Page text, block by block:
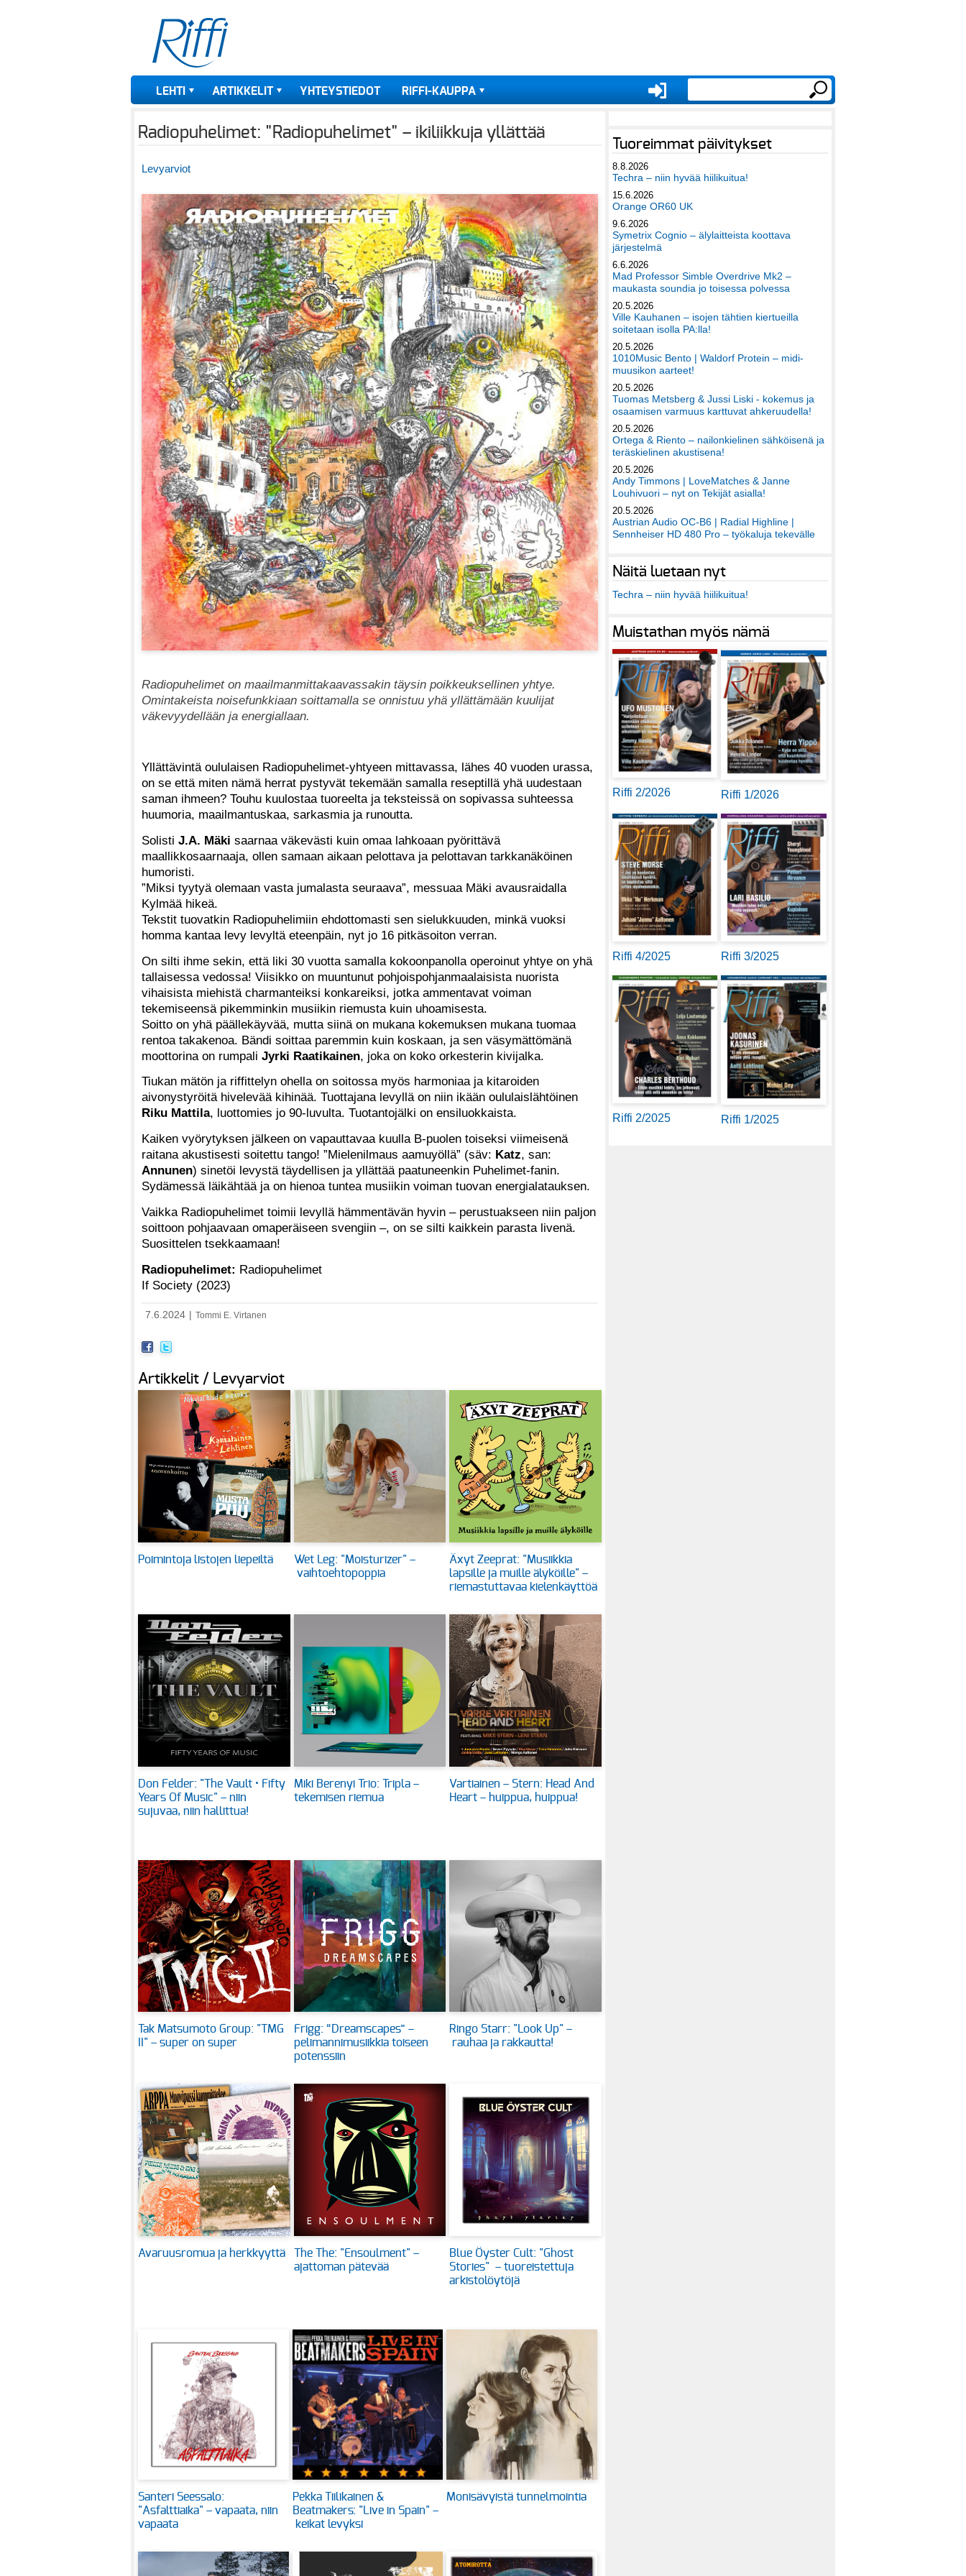
LEHTI ARTIKKELIT YHTEYSTIEDOT RIFFI-KAUPPA
Radiopuhelimet: "Radiopuhelimet" – ikiliikkuja yllättää
Levyarviot
Radiopuhelimet on maailmanmittakaavassakin täysin poikkeuksellinen yhtye.
Omintakeista noisefunkkiaan soittamalla se onnistuu yhä yllättämään kuulijat
väkevyydellään ja energiallaan.
Yllättävintä oululaisen Radiopuhelimet-yhtyeen mittavassa, lähes 40 vuoden urassa,
on se että miten nämä herrat pystyvät tekemään samalla reseptillä yhä uudestaan
saman ihmeen? Touhu kuulostaa tuoreelta ja teksteissä on sopivassa suhteessa
huumoria, maailmantuskaa, sarkasmia ja runoutta.
Solisti J.A. Mäki saarnaa väkevästi kuin omaa lahkoaan pyörittävä
maallikkosaarnaaja, ollen samaan aikaan pelottava ja pelottavan tarkkanäköinen
humoristi.
”Miksi tyytyä olemaan vasta jumalasta seuraava”, messuaa Mäki avausraidalla
Kylmää hikeä.
Tekstit tuovatkin Radiopuhelimiin ehdottomasti sen sielukkuuden, minkä vuoksi
homma kantaa levy levyltä eteenpäin, nyt jo 16 pitkäsoiton verran.
On silti ihme sekin, että liki 30 vuotta samalla kokoonpanolla operoinut yhtye on yhä
tallaisessa vedossa! Viisikko on muuntunut pohjoispohjanmaalaisista nuorista
vihaisista miehistä charmanteiksi konkareiksi, jotka ammentavat voiman
tekemiseensä pikemminkin musiikin riemusta kuin uhoamisesta.
Soitto on yhä päällekäyvää, mutta siinä on mukana kokemuksen mukana tuomaa
rentoa takakenoa. Bändi soittaa paremmin kuin koskaan, ja sen väsymättömänä
moottorina on rumpali Jyrki Raatikainen, joka on koko orkesterin kivijalka.
Tiukan mätön ja riffittelyn ohella on soitossa myös harmoniaa ja kitaroiden
aivonystyröitä hivelevää kihinää. Tuottajana levyllä on niin ikään oululaislähtöinen
Riku Mattila, luottomies jo 90-luvulta. Tuotantojälki on ensiluokkaista.
Kaiken vyörytyksen jälkeen on vapauttavaa kuulla B-puolen toiseksi viimeisenä
raitana akustisesti soitettu tango! ”Mielenilmaus aamuyöllä” (säv: Katz, san:
Annunen) sinetöi levystä täydellisen ja yllättää paatuneenkin Puhelimet-fanin.
Sydämessä läikähtää ja on hienoa tuntea musiikin voiman tuovan energialatauksen.
Vaikka Radiopuhelimet toimii levyllä hämmentävän hyvin – perustuakseen niin paljon
soittoon pohjaavaan omaperäiseen svengiin –, on se silti kaikkein parasta livenä.
Suosittelen tsekkaamaan!
Radiopuhelimet: Radiopuhelimet
If Society (2023)
7.6.2024 Tommi E. Virtanen
Artikkelit / Levyarviot
Poimintoja listojen liepeiltä
Wet Leg: "Moisturizer" –
vaihtoehtopoppia
Äxyt Zeeprat: "Musiikkia
lapsille ja muille älyköille" –
riemastuttavaa kielenkäyttöä
Don Felder: "The Vault • Fifty
Years Of Music" – niin
sujuvaa, niin hallittua!
Miki Berenyi Trio: Tripla –
tekemisen riemua
Vartiainen – Stern: Head And
Heart – huippua, huippua!
Tak Matsumoto Group: "TMG
II" – super on super
Frigg: “Dreamscapes” –
pelimannimusiikkia toiseen
potenssiin
Ringo Starr: "Look Up" –
rauhaa ja rakkautta!
Avaruusromua ja herkkyyttä
The The: "Ensoulment" –
ajattoman pätevää
Blue Öyster Cult: "Ghost
Stories" – tuoreistettuja
arkistolöytöjä
Santeri Seessalo:
"Asfalttiaika" – vapaata, niin
vapaata
Pekka Tiilikainen &
Beatmakers: "Live in Spain" –
keikat levyksi
Monisävyistä tunnelmointia
Tuoreimmat päivitykset
8.8.2026
Techra – niin hyvää hiilikuitua!
15.6.2026
Orange OR60 UK
9.6.2026
Symetrix Cognio – älylaitteista koottava
järjestelmä
6.6.2026
Mad Professor Simble Overdrive Mk2 –
maukasta soundia jo toisessa polvessa
20.5.2026
Ville Kauhanen – isojen tähtien kiertueilla
soitetaan isolla PA:lla!
20.5.2026
1010Music Bento | Waldorf Protein – midi-
muusikon aarteet!
20.5.2026
Tuomas Metsberg & Jussi Liski - kokemus ja
osaamisen varmuus karttuvat ahkeruudella!
20.5.2026
Ortega & Riento – nailonkielinen sähköisenä ja
teräskielinen akustisena!
20.5.2026
Andy Timmons | LoveMatches & Janne
Louhivuori – nyt on Tekijät asialla!
20.5.2026
Austrian Audio OC-B6 | Radial Highline |
Sennheiser HD 480 Pro – työkaluja tekevälle
Näitä luetaan nyt
Techra – niin hyvää hiilikuitua!
Muistathan myös nämä
Riffi 2/2026 Riffi 1/2026
Riffi 4/2025 Riffi 3/2025
Riffi 2/2025 Riffi 1/2025